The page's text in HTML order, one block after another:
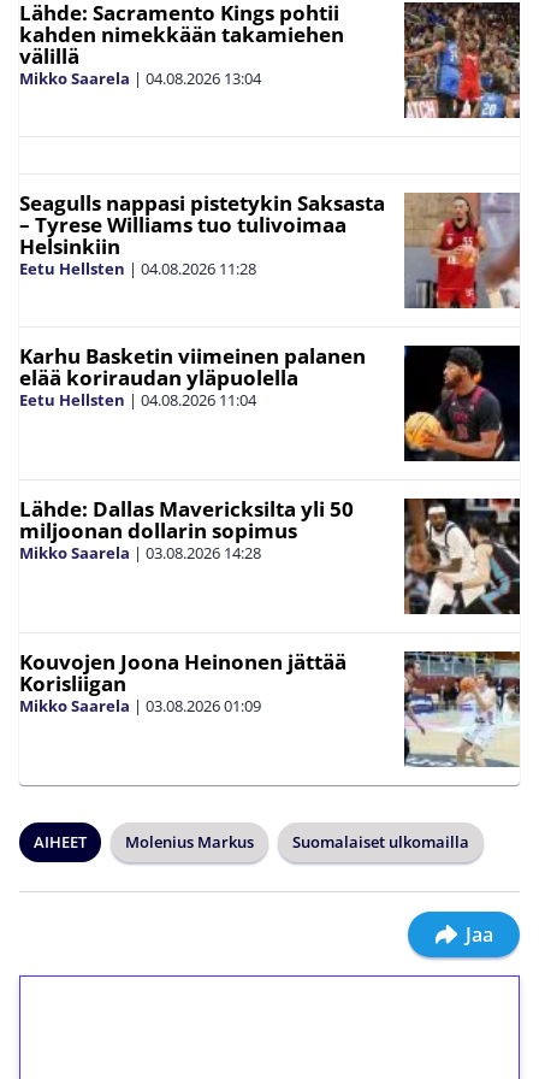
Lähde: Sacramento Kings pohtii
kahden nimekkään takamiehen
välillä
Mikko Saarela | 04.08.2026 13:04
Seagulls nappasi pistetykin Saksasta
– Tyrese Williams tuo tulivoimaa
Helsinkiin
Eetu Hellsten | 04.08.2026 11:28
Karhu Basketin viimeinen palanen
elää koriraudan yläpuolella
Eetu Hellsten | 04.08.2026 11:04
Lähde: Dallas Mavericksilta yli 50
miljoonan dollarin sopimus
Mikko Saarela | 03.08.2026 14:28
Kouvojen Joona Heinonen jättää
Korisliigan
Mikko Saarela | 03.08.202601:09
AIHEET Molenius Markus Suomalaiset ulkomailla
Jaa